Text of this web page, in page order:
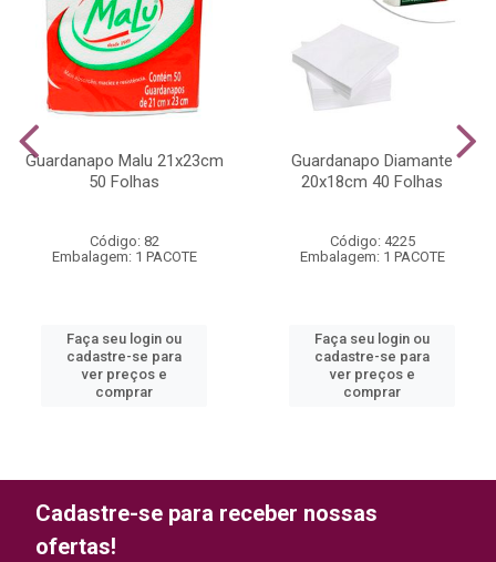
Guardanapo Malu 21x23cm
50 Folhas
Código: 82
Embalagem: 1 PACOTE
Faça seu login ou
cadastre-se para
ver preços e
comprar
Guardanapo Diamante
20x18cm 40 Folhas
Código: 4225
Embalagem: 1 PACOTE
Faça seu login ou
cadastre-se para
ver preços e
comprar
Cadastre-se para receber nossas
ofertas!